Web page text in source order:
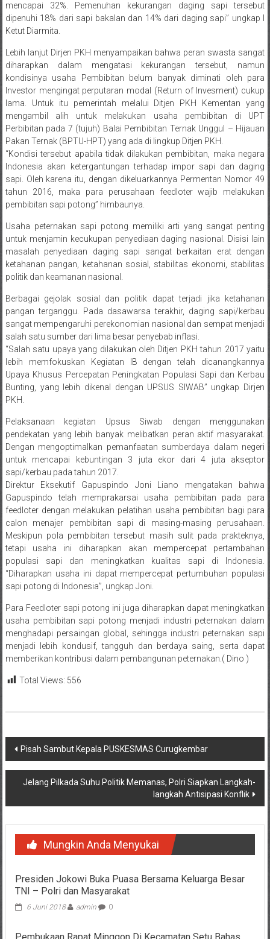
mencapai 32%. Pemenuhan kekurangan daging sapi tersebut
dipenuhi 18% dari sapi bakalan dan 14% dari daging sapi” ungkap I
Ketut Diarmita.
Lebih lanjut Dirjen PKH menyampaikan bahwa peran swasta sangat
diharapkan dalam mengatasi kekurangan tersebut, namun
kondisinya usaha Pembibitan belum banyak diminati oleh para
Investor mengingat perputaran modal (Return of Invesment) cukup
lama. Untuk itu pemerintah melalui Ditjen PKH Kementan yang
mengambil alih untuk melakukan usaha pembibitan di UPT
Perbibitan pada 7 (tujuh) Balai Pembibitan Ternak Unggul – Hijauan
Pakan Ternak (BPTU-HPT) yang ada di lingkup Ditjen PKH.
“Kondisi tersebut apabila tidak dilakukan pembibitan, maka negara
Indonesia akan ketergantungan terhadap impor sapi dan daging
sapi. Oleh karena itu, dengan dikeluarkannya Permentan Nomor 49
tahun 2016, maka para perusahaan feedloter wajib melakukan
pembibitan sapi potong” himbaunya.
Usaha peternakan sapi potong memiliki arti yang sangat penting
untuk menjamin kecukupan penyediaan daging nasional. Disisi lain
masalah penyediaan daging sapi sangat berkaitan erat dengan
ketahanan pangan, ketahanan sosial, stabilitas ekonomi, stabilitas
politik dan keamanan nasional.
Berbagai gejolak sosial dan politik dapat terjadi jika ketahanan
pangan terganggu. Pada dasawarsa terakhir, daging sapi/kerbau
sangat mempengaruhi perekonomian nasional dan sempat menjadi
salah satu sumber dari lima besar penyebab inflasi.
“Salah satu upaya yang dilakukan oleh Ditjen PKH tahun 2017 yaitu
lebih memfokuskan Kegiatan IB dengan telah dicanangkannya
Upaya Khusus Percepatan Peningkatan Populasi Sapi dan Kerbau
Bunting, yang lebih dikenal dengan UPSUS SIWAB” ungkap Dirjen
PKH.
Pelaksanaan kegiatan Upsus Siwab dengan menggunakan
pendekatan yang lebih banyak melibatkan peran aktif masyarakat.
Dengan mengoptimalkan pemanfaatan sumberdaya dalam negeri
untuk mencapai kebuntingan 3 juta ekor dari 4 juta akseptor
sapi/kerbau pada tahun 2017.
Direktur Eksekutif Gapuspindo Joni Liano mengatakan bahwa
Gapuspindo telah memprakarsai usaha pembibitan pada para
feedloter dengan melakukan pelatihan usaha pembibitan bagi para
calon menajer pembibitan sapi di masing-masing perusahaan.
Meskipun pola pembibitan tersebut masih sulit pada prakteknya,
tetapi usaha ini diharapkan akan mempercepat pertambahan
populasi sapi dan meningkatkan kualitas sapi di Indonesia.
“Diharapkan usaha ini dapat mempercepat pertumbuhan populasi
sapi potong di Indonesia”, ungkap Joni.
Para Feedloter sapi potong ini juga diharapkan dapat meningkatkan
usaha pembibitan sapi potong menjadi industri peternakan dalam
menghadapi persaingan global, sehingga industri peternakan sapi
menjadi lebih kondusif, tangguh dan berdaya saing, serta dapat
memberikan kontribusi dalam pembangunan peternakan.( Dino )
Total Views: 556
Navigasi
pos
Pisah Sambut Kepala PUSKESMAS Curugkembar
Jelang Pilkada Suhu Politik Memanas, Polri Siapkan Langkah-
langkah Antisipasi Konflik
Mungkin Anda Menyukai
Presiden Jokowi Buka Puasa Bersama Keluarga Besar
TNI – Polri dan Masyarakat
6 Juni 2018 admin 0